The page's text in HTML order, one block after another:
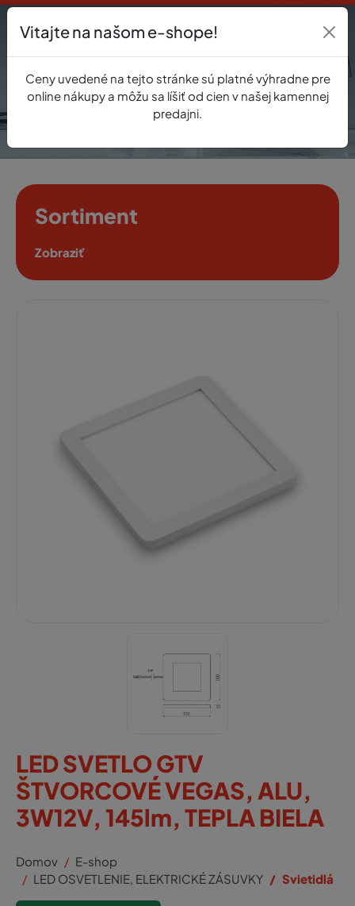
0
Sortiment
Zobraziť
LED SVETLO GTV
ŠTVORCOVÉ VEGAS, ALU,
3W12V, 145lm, TEPLA BIELA
Domov
E-shop
LED OSVETLENIE, ELEKTRICKÉ ZÁSUVKY
Svietidlá
Vitajte na našom e-shope!
Ceny uvedené na tejto stránke sú platné výhradne pre
online nákupy a môžu sa líšiť od cien v našej kamennej
predajni.